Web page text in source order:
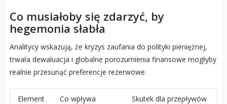
Co musiałoby się zdarzyć, by
hegemonia słabła
Analitycy wskazują, że kryzys zaufania do polityki pieniężnej,
trwała dewaluacja i globalne porozumienia finansowe mogłyby
realnie przesunąć preferencje rezerwowe.
Element Co wpływa Skutek dla przepływów